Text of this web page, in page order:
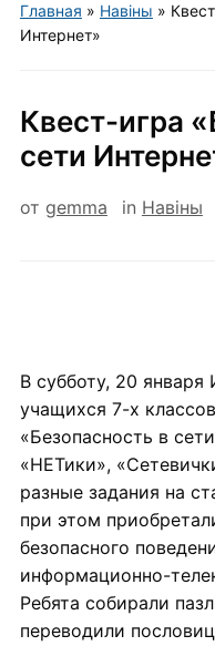
Главная » Навiны »
Интернет»
Квест-игра
сети
от gemma in Навiны
В субботу, 20 января
учащихся 7-х
«Безопасность в
«НЕТики»,
разные задания на
при этом
безопасного
информационно-
Ребята собирали
переводили